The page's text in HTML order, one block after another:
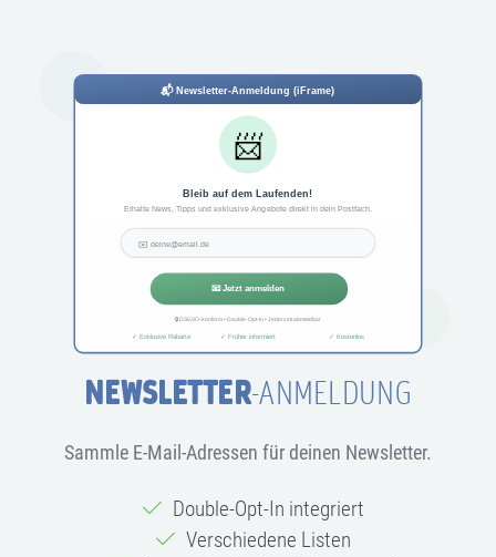
NEWSLETTER-ANMELDUNG
Sammle E-Mail-Adressen für deinen Newsletter.
Double-Opt-In integriert
Verschiedene Listen